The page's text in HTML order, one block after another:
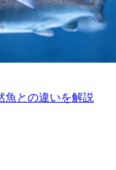
魚との違いを解説